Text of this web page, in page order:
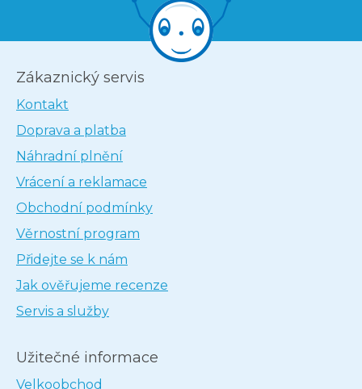
Zákaznický servis
Kontakt
Doprava a platba
Náhradní plnění
Vrácení a reklamace
Obchodní podmínky
Věrnostní program
Přidejte se k nám
Jak ověřujeme recenze
Servis a služby
Užitečné informace
Velkoobchod